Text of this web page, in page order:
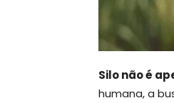
Silo não é
humana, a